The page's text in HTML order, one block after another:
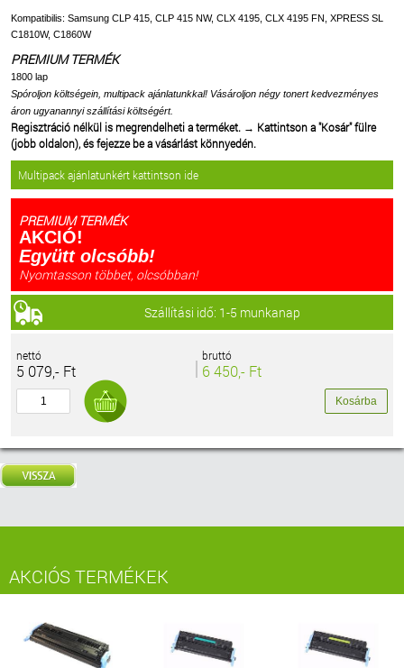
Kompatibilis: Samsung CLP 415, CLP 415 NW, CLX 4195, CLX 4195 FN, XPRESS SL
C1810W, C1860W
PREMIUM TERMÉK
1800 lap
Spóroljon költségein, multipack ajánlatunkkal! Vásároljon négy tonert kedvezményes
áron ugyanannyi szállítási költségért.
Regisztráció nélkül is megrendelheti a terméket. → Kattintson a "Kosár" fülre
(jobb oldalon), és fejezze be a vásárlást könnyedén.
Multipack ajánlatunkért kattintson ide
PREMIUM TERMÉK
AKCIÓ!
Együtt olcsóbb!
Nyomtasson többet, olcsóbban!
Szállítási idő: 1-5 munkanap
nettó
5 079,- Ft
bruttó
6 450,- Ft
AKCIÓS TERMÉKEK